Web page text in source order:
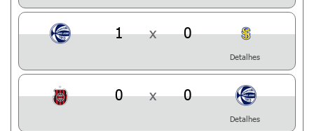
1 x 0
Detalhes
0 x 0
Detalhes